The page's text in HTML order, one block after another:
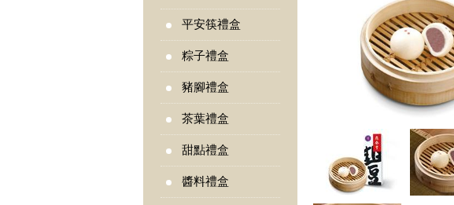
平安筷禮盒
粽子禮盒
豬腳禮盒
茶葉禮盒
甜點禮盒
醬料禮盒